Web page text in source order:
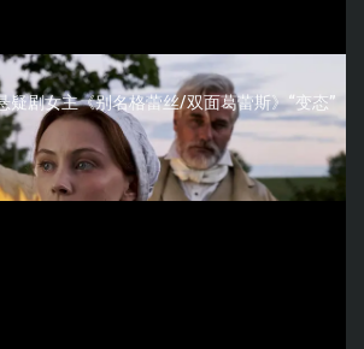
疑剧女主《别名格蕾丝/双面葛蕾斯》“变态”